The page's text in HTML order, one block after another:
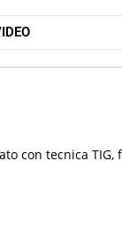
con tecnica TIG,